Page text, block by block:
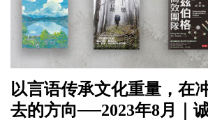
以言语传承文化重量，在
去的方向──2023年8月｜